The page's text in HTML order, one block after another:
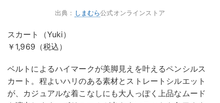
出典： しまむら公式オンラインストア
スカート（Yuki）
￥1,969（税込）
ベルトによるハイマークが美脚見えを叶えるペンシルス
カート。程よいハリのある素材とストレートシルエット
が、カジュアルな着こなしにも大人っぽく上品なムード